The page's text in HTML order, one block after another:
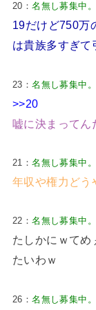
20：名無し募集中。
19だけど750万
は貴族多すぎて
23：名無し募集中。
>>20
嘘に決まってん
21：名無し募集中。
年収や権力どう
22：名無し募集中。
たしかにｗてめ
たいわｗ
26：名無し募集中。